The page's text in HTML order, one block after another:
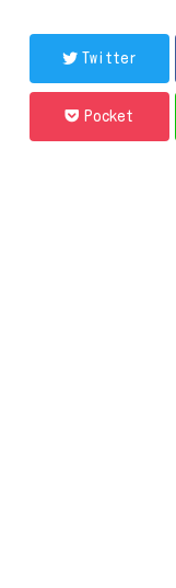
Twitter
Pocket